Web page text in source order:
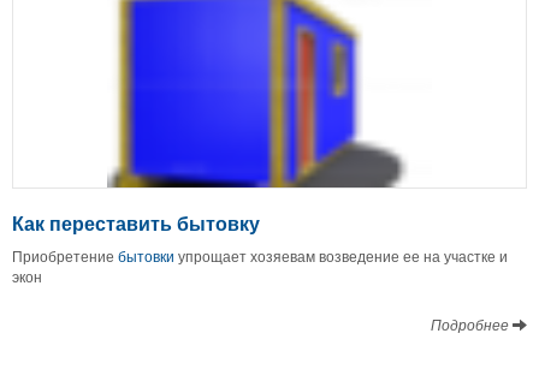
Как переставить бытовку
Приобретение бытовки упрощает хозяевам возведение ее на участке и
экон
Подробнее